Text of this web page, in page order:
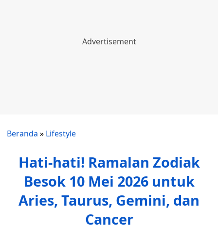
Beranda » Lifestyle
Hati-hati! Ramalan Zodiak
Besok 10 Mei 2026 untuk
Aries, Taurus, Gemini, dan
Cancer